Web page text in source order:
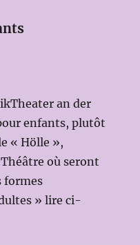
an der
enfants, plutôt
« Hölle »,
où seront
formes
» lire ci-